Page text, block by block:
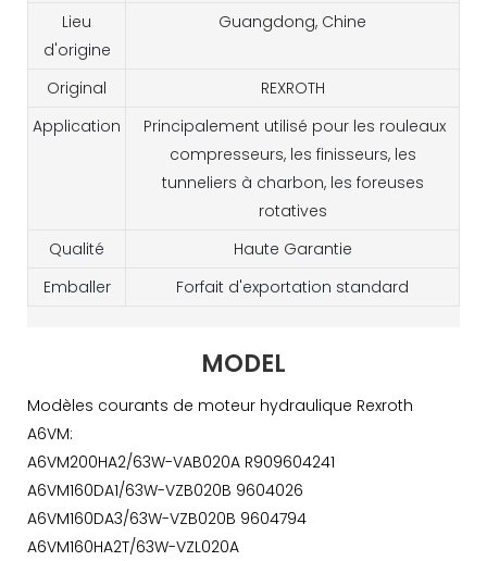
Lieu
d'origine
Guangdong, Chine
Original
REXROTH
Application
Principalement utilisé pour les rouleaux
compresseurs, les finisseurs, les
tunneliers à charbon, les foreuses
rotatives
Qualité
Haute Garantie
Emballer
Forfait d'exportation standard
MODEL
Modèles courants de moteur hydraulique Rexroth
A6VM:
A6VM200HA2/63W-VAB020A R909604241
A6VM160DA1/63W-VZB020B 9604026
A6VM160DA3/63W-VZB020B 9604794
A6VM160HA2T/63W-VZL020A